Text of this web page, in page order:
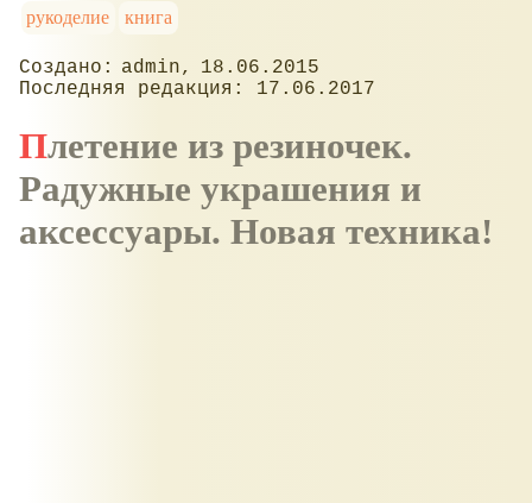
рукоделие
книга
admin
18.06.2015
17.06.2017
Плетение из резиночек.
Радужные украшения и
аксессуары. Новая техника!